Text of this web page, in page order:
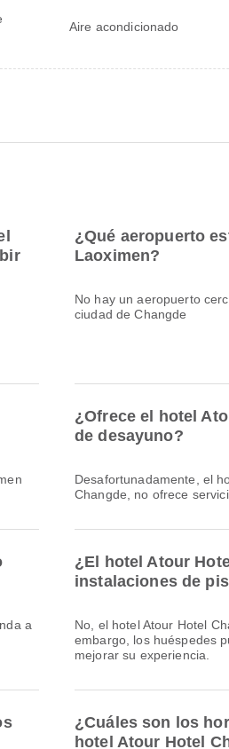
Aire acondicionado
¿Qué aeropuerto
Laoximen?
No hay un aeropuerto
ciudad de Changde
¿Ofrece el hotel
de desayuno?
Desafortunadamente, el
Changde, no ofrece
a
¿El hotel Atour
instalaciones de
No, el hotel Atour Hotel
embargo, los huéspedes
mejorar su experiencia.
¿Cuáles son los
hotel Atour Hotel